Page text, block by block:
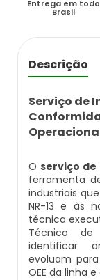
Caldeira
Caldeira
Caldeira
Caldeira
Caldeira
Caldeira
Caldeira
Empresas
Inspeção
Inspeção
Inspeção
Inspeção
Inspeção
Empresa
Caldeiras
Empresas
Empresas
Industrial
Empresas
Caldeira A
Caldeira A
Caldeira A
Caldeira A
Caldeira A
Caldeira
Caldeira
Caldeira A
Caldeira A
Caldeira A
Caldeira A
Caldeira
Caldeira
Caldeira
Entrega em todo
Brasil
Descrição
Serviço de
Oserviço de
ferramenta
industriais
NR-13 e às
técnica
Técnico de
identificar
evoluam
OEE da linha